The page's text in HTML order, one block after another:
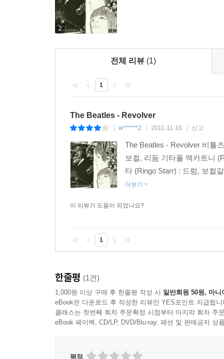
2
전체 리뷰 (1)
1
The Beatles - Revolver
w******2 2011-11-10 신고
The Beatles - Revolver 비틀
보컬, 리듬 기타폴 맥카트니
타 (Ringo Starr) : 드럼, 보컬
더보기
이 리뷰가 도움이 되었나요?
1
한줄평 (1건)
1,000원 이상 구매 후 한줄평 작성 시 일반회원 50원, 마니
eBook은 다운로드 후 작성한 리뷰만 YES포인트 지급됩니
클래스는 첫번째 회차 주문확정 시점부터 마지막 회차 주
eBook 페이백, CD/LP, DVD/Blu-ray, 패션 및 판매금지 상
평점